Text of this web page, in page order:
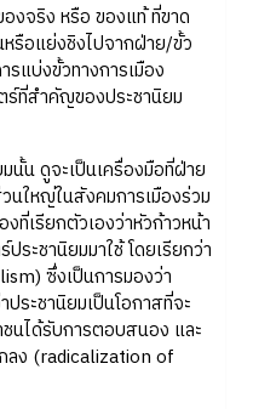
งจริง หรือ ของแท้ ที่ขาด
รือแย่งชิงไปจากฝ่าย/ขั้ว
แบ่งขั้วทางการเมือง
ที่สำคัญของประชานิยม
น ดูจะเป็นเครื่องมือที่ฝ่าย
ใหญ่ในสังคมการเมืองร่วม
ที่เรียกตัวเองว่าหัวก้าวหน้า
ระชานิยมมาใช้ โดยเรียกว่า
ซึ่งเป็นการมองว่า
ระชานิยมเป็นโอกาสที่จะ
นได้รับการตอบสนอง และ
ลง (radicalization of